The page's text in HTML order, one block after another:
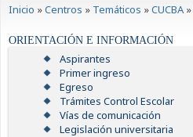
Inicio »Centros » Temáticos »CUCBA »
ORIENTACIÓN E INFORMACIÓN
Aspirantes
Primer ingreso
Egreso
Trámites Control Escolar
Vías de comunicación
Legislación universitaria